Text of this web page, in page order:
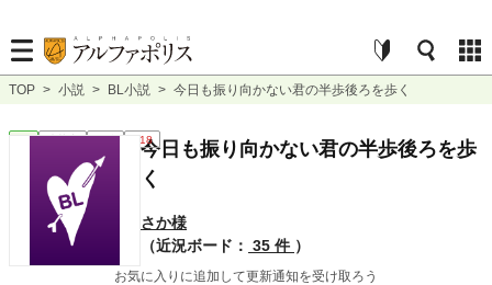
TOP > 小説 > BL小説 > 今日も振り向かない君の半歩後ろを歩く
BL 連載中 長編 R18
今日も振り向かない君の半歩後ろを歩
く
さか様
（近況ボード： 35 件 ）
お気に入りに追加して更新通知を受け取ろう